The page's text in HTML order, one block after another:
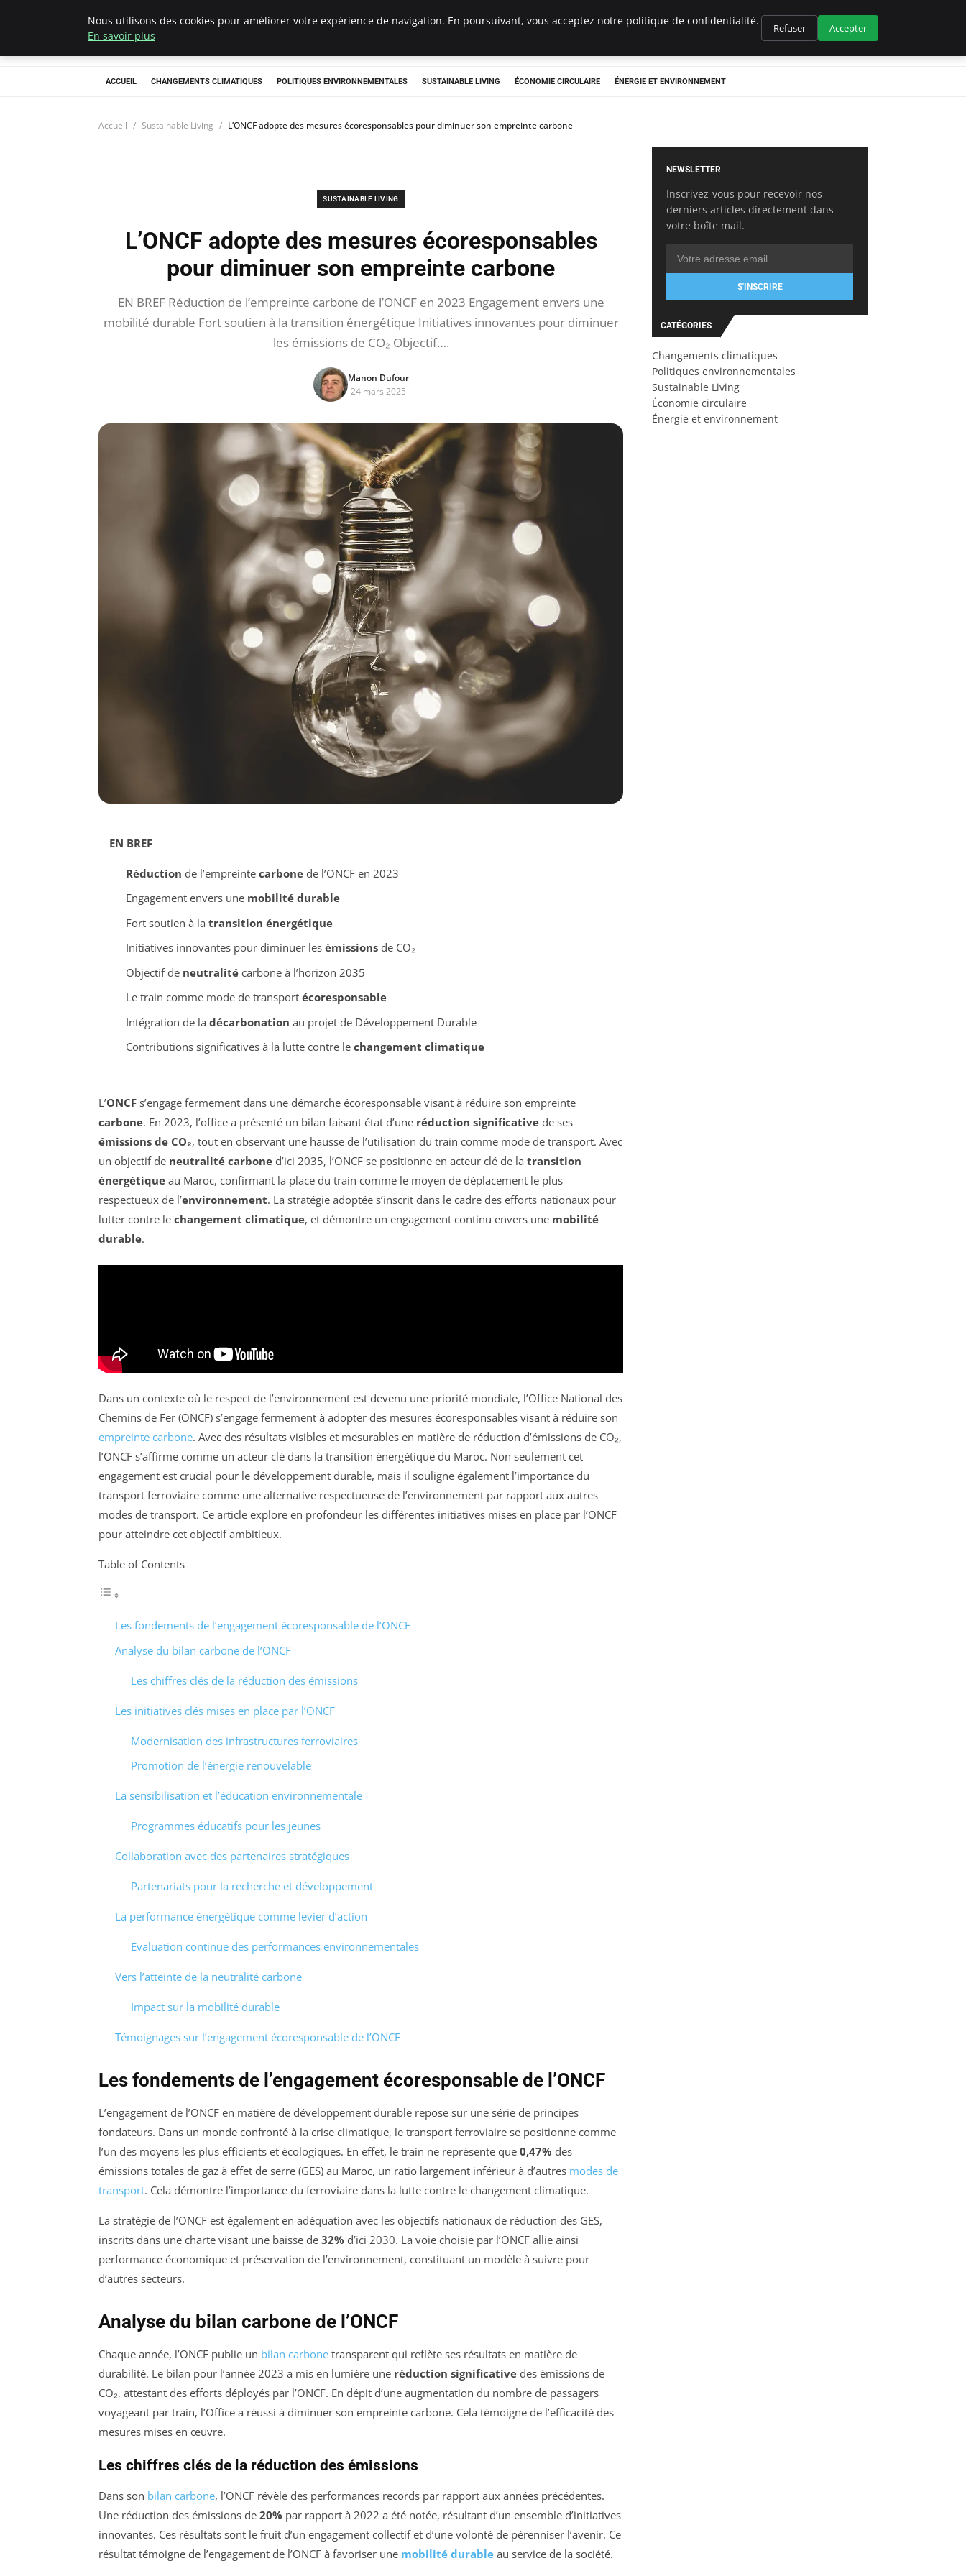
Climategatecountryclub.com
ACCUEIL CHANGEMENTS CLIMATIQUES POLITIQUES ENVIRONNEMENTALES SUSTAINABLE LIVING ÉCONOMIE CIRCULAIRE ÉNERGIE ET ENVIRONNEMENT
Accueil Sustainable Living L’ONCF adopte des mesures écoresponsables pour diminuer son empreinte carbone
SUSTAINABLE LIVING
L’ONCF adopte des mesures écoresponsables
pour diminuer son empreinte carbone
EN BREF Réduction de l’empreinte carbone de l’ONCF en 2023 Engagement envers une
mobilité durable Fort soutien à la transition énergétique Initiatives innovantes pour diminuer
les émissions de CO₂ Objectif….
Manon Dufour
24 mars 2025
EN BREF
Réduction de l’empreinte carbonede l’ONCF en 2023
Engagement envers une mobilité durable
Fort soutien à la transition énergétique
Initiatives innovantes pour diminuer les émissionsde CO₂
Objectif de neutralitécarbone à l’horizon 2035
Le train comme mode de transport écoresponsable
Intégration de la décarbonation au projet de Développement Durable
Contributions significatives à la lutte contre le changement climatique
L’ONCF s’engage fermement dans une démarche écoresponsable visant à réduire son empreinte
carbone. En 2023, l’office a présenté un bilan faisant état d’une réduction significative de ses
émissions de CO₂, tout en observant une hausse de l’utilisation du train comme mode de transport. Avec
un objectif de neutralité carbone d’ici 2035, l’ONCF se positionne en acteur clé de la transition
énergétique au Maroc, confirmant la place du train comme le moyen de déplacement le plus
respectueux de l’environnement. La stratégie adoptée s’inscrit dans le cadre des efforts nationaux pour
lutter contre le changement climatique, et démontre un engagement continu envers une mobilité
durable.
Dans un contexte où le respect de l’environnement est devenu une priorité mondiale, l’Office National des
Chemins de Fer (ONCF) s’engage fermement à adopter des mesures écoresponsables visant à réduire son
empreinte carbone. Avec des résultats visibles et mesurables en matière de réduction d’émissions de CO₂,
l’ONCF s’affirme comme un acteur clé dans la transition énergétique du Maroc. Non seulement cet
engagement est crucial pour le développement durable, mais il souligne également l’importance du
transport ferroviaire comme une alternative respectueuse de l’environnement par rapport aux autres
modes de transport. Ce article explore en profondeur les différentes initiatives mises en place par l’ONCF
pour atteindre cet objectif ambitieux.
Table of Contents
Les fondements de l’engagement écoresponsable de l’ONCF
Analyse du bilan carbone de l’ONCF
Les chiffres clés de la réduction des émissions
Les initiatives clés mises en place par l’ONCF
Modernisation des infrastructures ferroviaires
Promotion de l’énergie renouvelable
La sensibilisation et l’éducation environnementale
Programmes éducatifs pour les jeunes
Collaboration avec des partenaires stratégiques
Partenariats pour la recherche et développement
La performance énergétique comme levier d’action
Évaluation continue des performances environnementales
Vers l’atteinte de la neutralité carbone
Impact sur la mobilité durable
Témoignages sur l’engagement écoresponsable de l’ONCF
Les fondements de l’engagement écoresponsable de l’ONCF
L’engagement de l’ONCF en matière de développement durable repose sur une série de principes
fondateurs. Dans un monde confronté à la crise climatique, le transport ferroviaire se positionne comme
l’un des moyens les plus efficients et écologiques. En effet, le train ne représente que 0,47% des
émissions totales de gaz à effet de serre (GES) au Maroc, un ratio largement inférieur à d’autres modes de
transport. Cela démontre l’importance du ferroviaire dans la lutte contre le changement climatique.
La stratégie de l’ONCF est également en adéquation avec les objectifs nationaux de réduction des GES,
inscrits dans une charte visant une baisse de 32% d’ici 2030. La voie choisie par l’ONCF allie ainsi
performance économique et préservation de l’environnement, constituant un modèle à suivre pour
d’autres secteurs.
Analyse du bilan carbone de l’ONCF
Chaque année, l’ONCF publie un bilan carbone transparent qui reflète ses résultats en matière de
durabilité. Le bilan pour l’année 2023 a mis en lumière une réduction significative des émissions de
CO₂, attestant des efforts déployés par l’ONCF. En dépit d’une augmentation du nombre de passagers
voyageant par train, l’Office a réussi à diminuer son empreinte carbone. Cela témoigne de l’efficacité des
mesures mises en œuvre.
Les chiffres clés de la réduction des émissions
Dans son bilan carbone, l’ONCF révèle des performances records par rapport aux années précédentes.
Une réduction des émissions de 20% par rapport à 2022 a été notée, résultant d’un ensemble d’initiatives
innovantes. Ces résultats sont le fruit d’un engagement collectif et d’une volonté de pérenniser l’avenir. Ce
résultat témoigne de l’engagement de l’ONCF à favoriser une mobilité durable au service de la société.
NEWSLETTER
Inscrivez-vous pour recevoir nos
derniers articles directement dans
votre boîte mail.
S'INSCRIRE
CATÉGORIES
Changements climatiques
Politiques environnementales
Sustainable Living
Économie circulaire
Énergie et environnement
Nous utilisons des cookies pour améliorer votre expérience de navigation. En poursuivant, vous acceptez notre politique de confidentialité.
En savoir plus
Refuser Accepter